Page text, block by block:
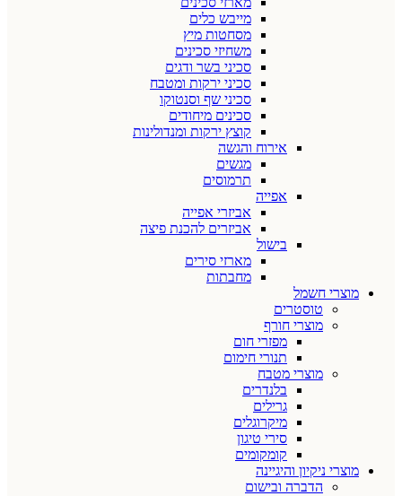
מייבש כלים
מסחטות מיץ
משחיזי סכינים
סכיני בשר ודגים
סכיני ירקות ומטבח
סכיני שף וסנטוקו
סכינים מיחודים
קוצץ ירקות ומנדולינות
אירוח והגשה
מגשים
תרמוסים
אפייה
אביזרי אפייה
אביזרים להכנת פיצה
בישול
מארזי סירים
מחבתות
מוצרי חשמל
טוסטרים
מוצרי חורף
מפזרי חום
תנורי חימום
מוצרי מטבח
בלנדרים
גרילים
מיקרוגלים
סירי טיגון
קומקומים
מוצרי ניקיון והיגיינה
הדברה ובישום